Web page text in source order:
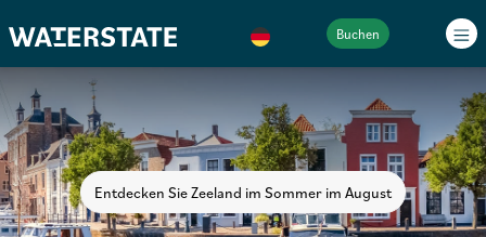
Buchen
Entdecken Sie Zeeland im Sommer im August